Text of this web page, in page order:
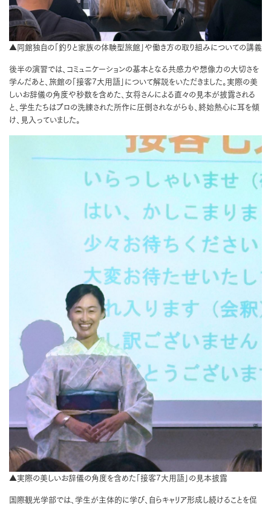
▲同館独自の「釣りと家族の体験型旅館」や働き方の取り組みについての講義
後半の演習では、コミュニケーションの基本となる共感力や想像力の大切さを
学んだあと、旅館の「接客7大用語」について解説をいただきました。実際の美
しいお辞儀の角度や秒数を含めた、女将さんによる直々の見本が披露される
と、学生たちはプロの洗練された所作に圧倒されながらも、終始熱心に耳を傾
け、見入っていました。
▲実際の美しいお辞儀の角度を含めた「接客7大用語」の見本披露
国際観光学部では、学生が主体的に学び、自らキャリア形成し続けることを促